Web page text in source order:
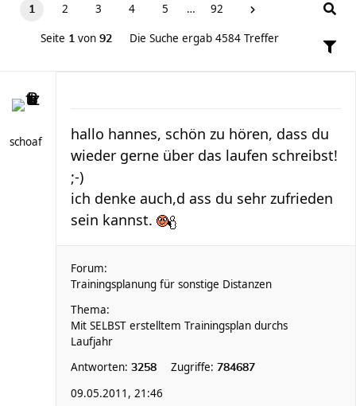
1 2 3 4 5 … 92
Seite 1 von 92 Die Suche ergab 4584 Treffer
schoaf
hallo hannes, schön zu hören, dass du
wieder gerne über das laufen schreibst!
;-)
ich denke auch,d ass du sehr zufrieden
sein kannst.
Forum:
Trainingsplanung für sonstige Distanzen
Thema:
Mit SELBST erstelltem Trainingsplan durchs
Laufjahr
Antworten: 3258 Zugriffe: 784687
09.05.2011, 21:46